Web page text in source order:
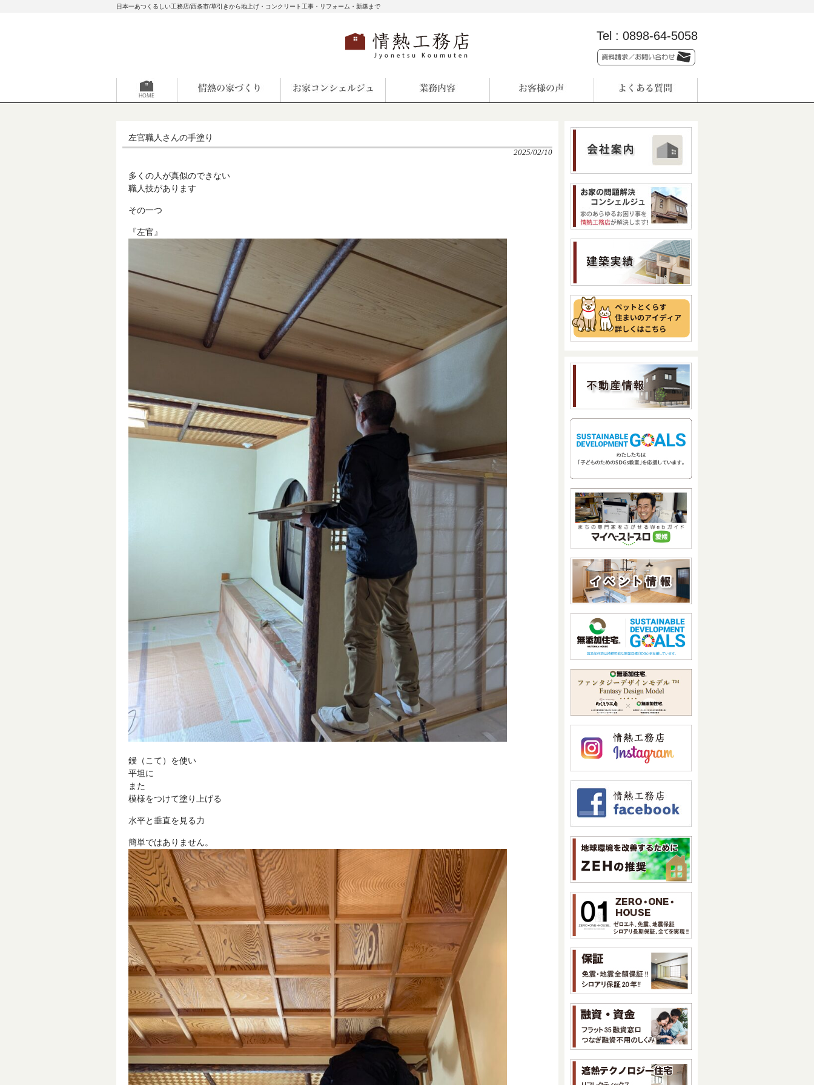
日本一あつくるしい工務店/西条市/草引きから地上げ・コンクリート工事・リフォーム・新築まで
Tel : 0898-64-5058
左官職人さんの手塗り
2025/02/10
多くの人が真似のできない
職人技があります
その一つ
『左官』
鏝（こて）を使い
平坦に
また
模様をつけて塗り上げる
水平と垂直を見る力
簡単ではありません。